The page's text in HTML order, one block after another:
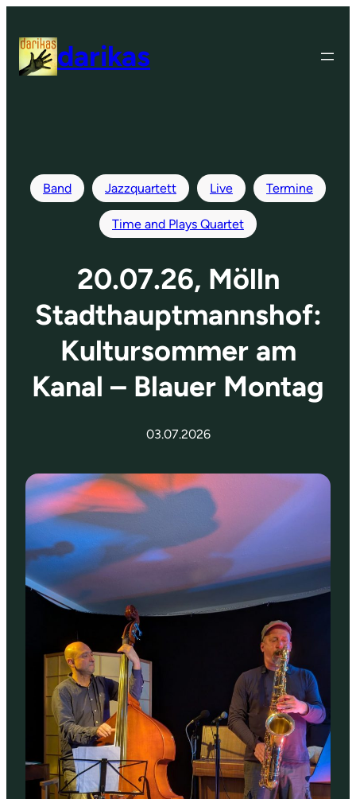
Inhalt
springen darikas
Band Jazzquartett Live Termine
Time and Plays Quartet
20.07.26, Mölln
Stadthauptmannshof:
Kultursommer am
Kanal – Blauer Montag
03.07.2026